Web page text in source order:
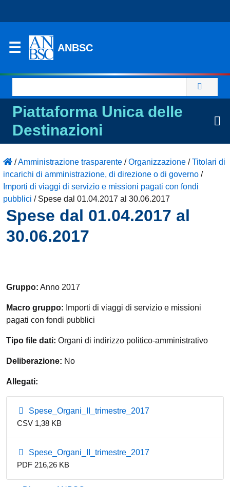
ANBSC
per:
Piattaforma Unica delle
Destinazioni
/Amministrazione trasparente /Organizzazione /Titolari di
incarichi di amministrazione, di direzione o di governo /
Importi di viaggi di servizio e missioni pagati con fondi
pubblici / Spese dal 01.04.2017 al 30.06.2017
Spese dal 01.04.2017 al
30.06.2017
Gruppo: Anno 2017
Macro gruppo: Importi di viaggi di servizio e missioni
pagati con fondi pubblici
Tipo file dati: Organi di indirizzo politico-amministrativo
Deliberazione: No
Allegati:
Spese_Organi_II_trimestre_2017
CSV 1,38 KB
Spese_Organi_II_trimestre_2017
PDF 216,26 KB